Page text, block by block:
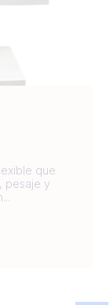
que
pesaje y